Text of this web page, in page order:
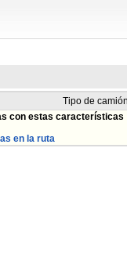
Tipo de camión
con estas características
en la ruta